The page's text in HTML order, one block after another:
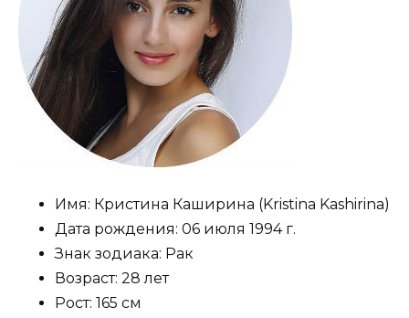
Имя: Кристина Каширина (Kristina Kashirina)
Дата рождения: 06 июля 1994 г.
Знак зодиака: Рак
Возраст: 28 лет
Рост: 165 см